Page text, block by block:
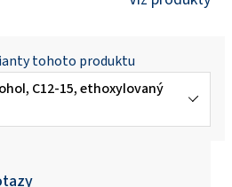
tohoto produktu
C12-15, ethoxylovaný